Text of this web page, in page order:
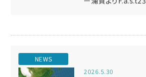
NEWS
2026.5.30